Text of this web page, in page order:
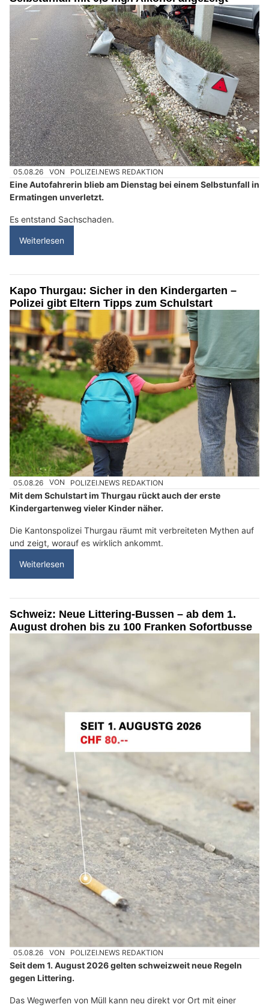
05.08.26 VON POLIZEI.NEWS REDAKTION
Eine Autofahrerin blieb am Dienstag bei einem Selbstunfall in
Ermatingen unverletzt.
Es entstand Sachschaden.
Weiterlesen
Kapo Thurgau: Sicher in den Kindergarten –
Polizei gibt Eltern Tipps zum Schulstart
05.08.26 VON POLIZEI.NEWS REDAKTION
Mit dem Schulstart im Thurgau rückt auch der erste
Kindergartenweg vieler Kinder näher.
Die Kantonspolizei Thurgau räumt mit verbreiteten Mythen auf
und zeigt, worauf es wirklich ankommt.
Weiterlesen
Schweiz: Neue Littering-Bussen – ab dem 1.
August drohen bis zu 100 Franken Sofortbusse
05.08.26 VON POLIZEI.NEWS REDAKTION
Seit dem 1. August 2026 gelten schweizweit neue Regeln
gegen Littering.
Das Wegwerfen von Müll kann neu direkt vor Ort mit einer